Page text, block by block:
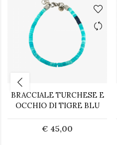
BRACCIALE TURCHESE E
OCCHIO DI TIGRE BLU
€ 45,00